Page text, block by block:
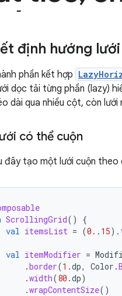
định hướng lưới
phần kết hợp
dọc tải từng phần (lazy)
dài qua nhiều cột, còn
có thể cuộn
đây tạo một lưới cuộn theo
ScrollingGrid()
{
val itemsList = (0. . 15).
val itemModifier =
.border(1.dp, Color .
.width(80.dp)
.wrapContentSize()